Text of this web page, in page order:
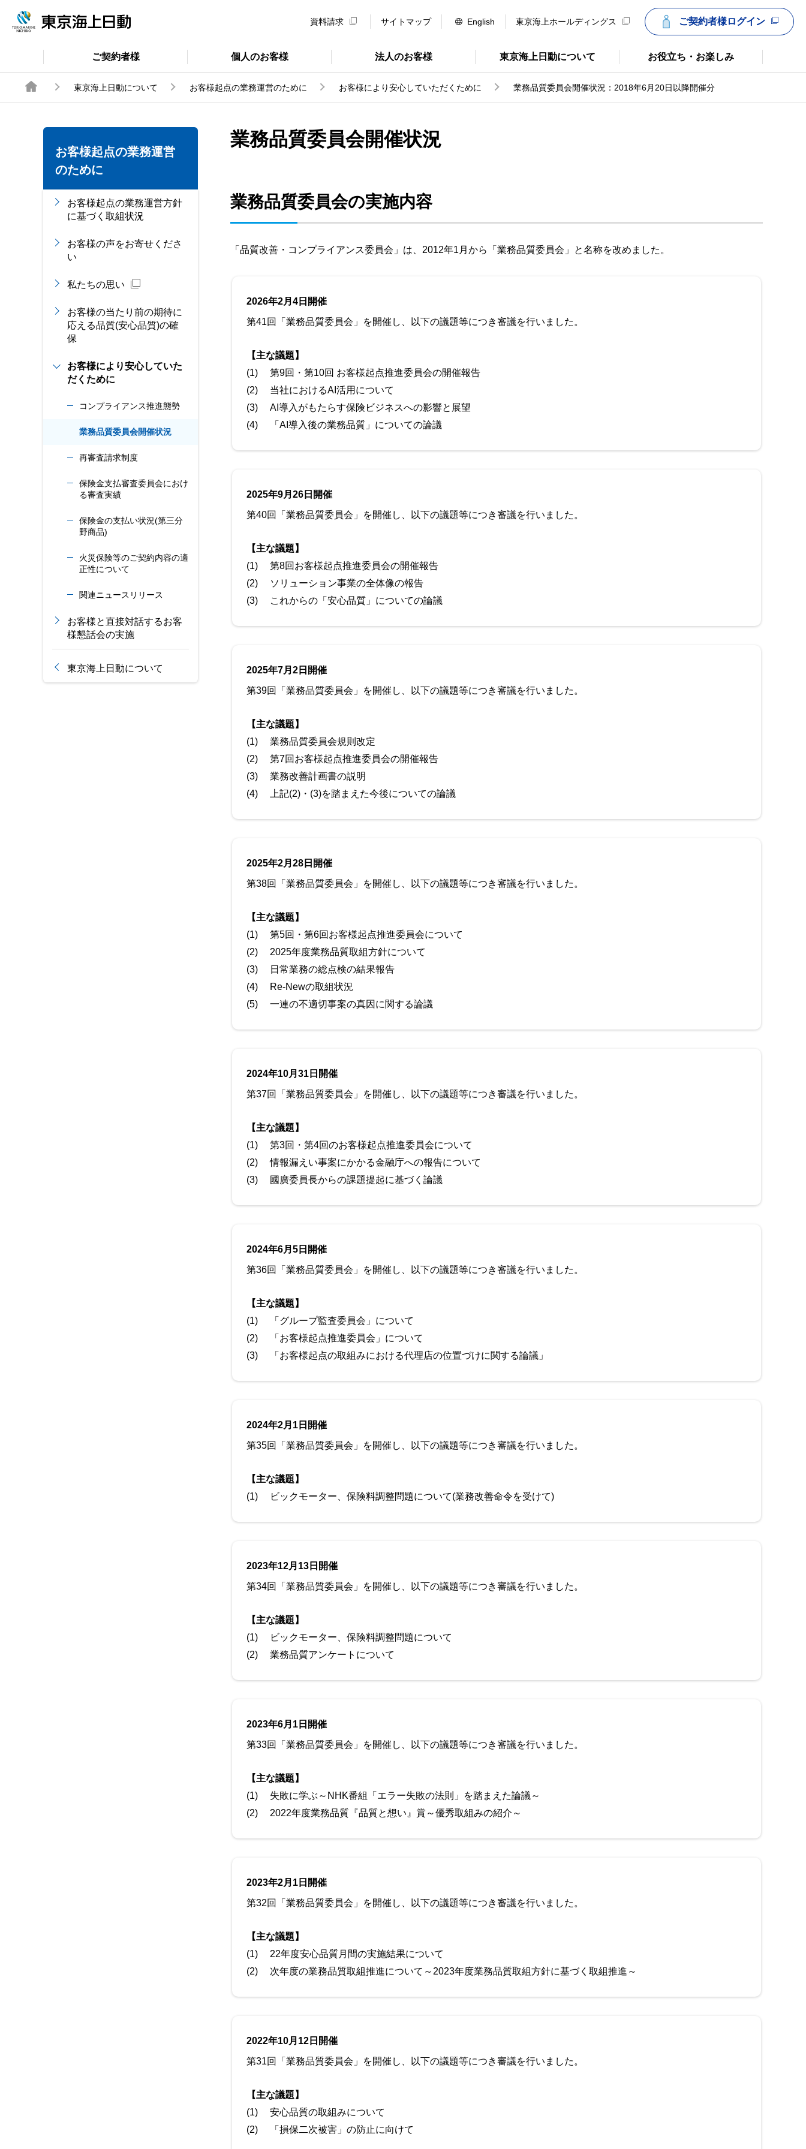
資料請求 サイトマップ English 東京海上ホールディングス ご契約者様ログイン
ご契約者様 個人のお客様 法人のお客様 東京海上日動について お役立ち・お楽しみ
東京海上日動について お客様起点の業務運営のために お客様により安心していただくために 業務品質委員会開催状況：2018年6月20日以降開催分
業務品質委員会開催状況
お客様起点の業務運営
のために
お客様起点の業務運営方針
に基づく取組状況
お客様の声をお寄せくださ
い
私たちの思い
お客様の当たり前の期待に
応える品質(安心品質)の確
保
お客様により安心していた
だくために
コンプライアンス推進態勢
業務品質委員会開催状況
再審査請求制度
保険金支払審査委員会におけ
る審査実績
保険金の支払い状況(第三分
野商品)
火災保険等のご契約内容の適
正性について
関連ニュースリリース
お客様と直接対話するお客
様懇話会の実施
東京海上日動について
業務品質委員会の実施内容
「品質改善・コンプライアンス委員会」は、2012年1月から「業務品質委員会」と名称を改めました。
2026年2月4日開催
第41回「業務品質委員会」を開催し、以下の議題等につき審議を行いました。
【主な議題】
(1)
第9回・第10回 お客様起点推進委員会の開催報告
(2)
当社におけるAI活用について
(3)
AI導入がもたらす保険ビジネスへの影響と展望
(4)
「AI導入後の業務品質」についての論議
2025年9月26日開催
第40回「業務品質委員会」を開催し、以下の議題等につき審議を行いました。
【主な議題】
(1)
第8回お客様起点推進委員会の開催報告
(2)
ソリューション事業の全体像の報告
(3)
これからの「安心品質」についての論議
2025年7月2日開催
第39回「業務品質委員会」を開催し、以下の議題等につき審議を行いました。
【主な議題】
(1)
業務品質委員会規則改定
(2)
第7回お客様起点推進委員会の開催報告
(3)
業務改善計画書の説明
(4)
上記(2)・(3)を踏まえた今後についての論議
2025年2月28日開催
第38回「業務品質委員会」を開催し、以下の議題等につき審議を行いました。
【主な議題】
(1)
第5回・第6回お客様起点推進委員会について
(2)
2025年度業務品質取組方針について
(3)
日常業務の総点検の結果報告
(4)
Re-Newの取組状況
(5)
一連の不適切事案の真因に関する論議
2024年10月31日開催
第37回「業務品質委員会」を開催し、以下の議題等につき審議を行いました。
【主な議題】
(1)
第3回・第4回のお客様起点推進委員会について
(2)
情報漏えい事案にかかる金融庁への報告について
(3)
國廣委員長からの課題提起に基づく論議
2024年6月5日開催
第36回「業務品質委員会」を開催し、以下の議題等につき審議を行いました。
【主な議題】
(1)
「グループ監査委員会」について
(2)
「お客様起点推進委員会」について
(3)
「お客様起点の取組みにおける代理店の位置づけに関する論議」
2024年2月1日開催
第35回「業務品質委員会」を開催し、以下の議題等につき審議を行いました。
【主な議題】
(1)
ビックモーター、保険料調整問題について(業務改善命令を受けて)
2023年12月13日開催
第34回「業務品質委員会」を開催し、以下の議題等につき審議を行いました。
【主な議題】
(1)
ビックモーター、保険料調整問題について
(2)
業務品質アンケートについて
2023年6月1日開催
第33回「業務品質委員会」を開催し、以下の議題等につき審議を行いました。
【主な議題】
(1)
失敗に学ぶ～NHK番組「エラー失敗の法則」を踏まえた論議～
(2)
2022年度業務品質『品質と想い』賞～優秀取組みの紹介～
2023年2月1日開催
第32回「業務品質委員会」を開催し、以下の議題等につき審議を行いました。
【主な議題】
(1)
22年度安心品質月間の実施結果について
(2)
次年度の業務品質取組推進について～2023年度業務品質取組方針に基づく取組推進～
2022年10月12日開催
第31回「業務品質委員会」を開催し、以下の議題等につき審議を行いました。
【主な議題】
(1)
安心品質の取組みについて
(2)
「損保二次被害」の防止に向けて